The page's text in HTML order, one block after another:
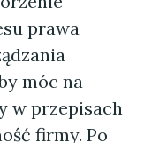
prawa
móc na
w przepisach
firmy. Po